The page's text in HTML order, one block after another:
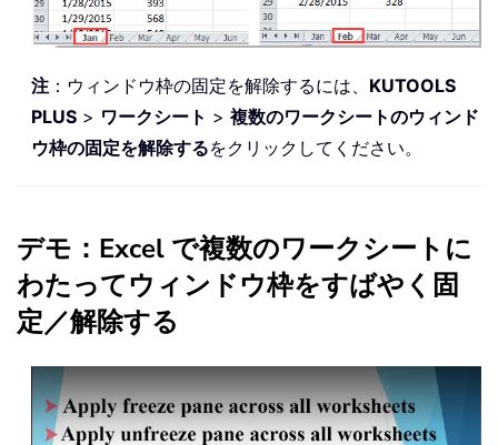
注 ：ウィンドウ枠の固定を解除するには、 KUTOOLS
PLUS > ワークシート > 複数のワークシートのウィンド
ウ枠の固定を解除するをクリックしてください。
デモ：Excel で複数のワークシートに
わたってウィンドウ枠をすばやく固
定／解除する